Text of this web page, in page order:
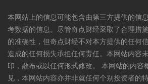
本网站上的信息可能包含由第三方提供的信
考数据的信息。尽管奇点财经采取了合理措
的准确性，但奇点财经不对本方提供的任何
造成的任何损失承担任何责任。本网站内容
印，散布或以任何形式修改。 本网站的内容
见，本网站内容亦并非就任何个别投资者的